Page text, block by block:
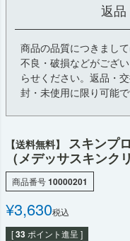
返品
商品の品質につきまし
不良・破損などがござ
らせください。返品・
封・未使用に限り可能で
【送料無料】
スキンプ
（メデッサスキンク
商品番号10000201
¥3,630税込
[33 ポイント進呈 ]